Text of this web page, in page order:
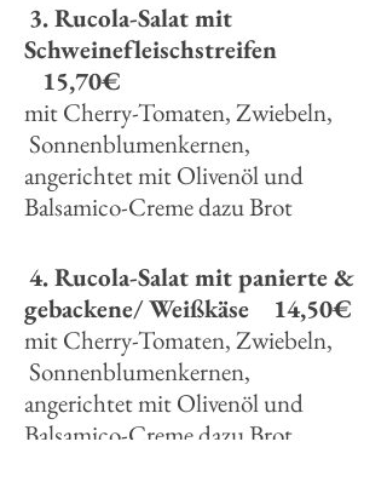
3. Rucola-Salat mit
Schweinefleischstreifen
15,70€
mit Cherry-Tomaten, Zwiebeln,
Sonnenblumenkernen,
angerichtet mit Olivenöl und
Balsamico-Creme dazu Brot
4. Rucola-Salat mit panierte &
gebackene/ Weißkäse 14,50€
mit Cherry-Tomaten, Zwiebeln,
Sonnenblumenkernen,
angerichtet mit Olivenöl und
Balsamico-Creme dazu Brot